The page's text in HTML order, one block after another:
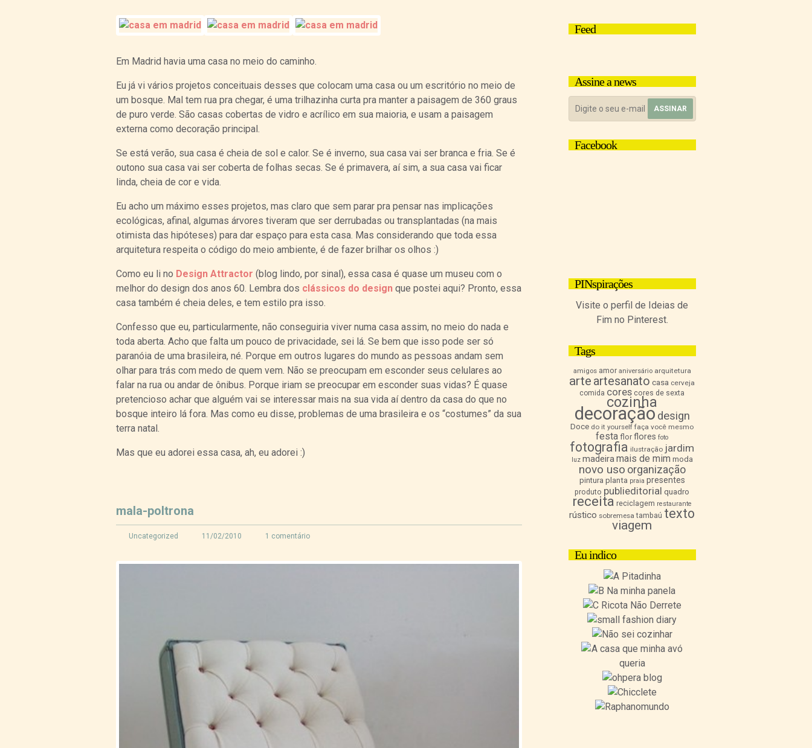
Em Madrid havia uma casa no meio do caminho.
Eu já vi vários projetos conceituais desses que colocam uma casa ou um escritório no meio de
um bosque. Mal tem rua pra chegar, é uma trilhazinha curta pra manter a paisagem de 360 graus
de puro verde. São casas cobertas de vidro e acrílico em sua maioria, e usam a paisagem
externa como decoração principal.
Se está verão, sua casa é cheia de sol e calor. Se é inverno, sua casa vai ser branca e fria. Se é
outono sua casa vai ser coberta de folhas secas. Se é primavera, aí sim, a sua casa vai ficar
linda, cheia de cor e vida.
Eu acho um máximo esses projetos, mas claro que sem parar pra pensar nas implicações
ecológicas, afinal, algumas árvores tiveram que ser derrubadas ou transplantadas (na mais
otimista das hipóteses) para dar espaço para esta casa. Mas considerando que toda essa
arquitetura respeita o código do meio ambiente, é de fazer brilhar os olhos :)
Como eu li no Design Attractor (blog lindo, por sinal), essa casa é quase um museu com o
melhor do design dos anos 60. Lembra dos clássicos do design que postei aqui? Pronto, essa
casa também é cheia deles, e tem estilo pra isso.
Confesso que eu, particularmente, não conseguiria viver numa casa assim, no meio do nada e
toda aberta. Acho que falta um pouco de privacidade, sei lá. Se bem que isso pode ser só
paranóia de uma brasileira, né. Porque em outros lugares do mundo as pessoas andam sem
olhar para trás com medo de quem vem. Não se preocupam em esconder seus celulares ao
falar na rua ou andar de ônibus. Porque iriam se preocupar em esconder suas vidas? É quase
pretencioso achar que alguém vai se interessar mais na sua vida aí dentro da casa do que no
bosque inteiro lá fora. Mas como eu disse, problemas de uma brasileira e os “costumes” da sua
terra natal.
Mas que eu adorei essa casa, ah, eu adorei :)
mala-poltrona
Uncategorized 11/02/2010 1 comentário
Feed
Assine a news
Facebook
PINspirações
Visite o perfil de Ideias de
Fim no Pinterest.
Tags
amigos amor aniversário arquitetura
arte artesanato casa cerveja
comida cores cores de sexta
cozinha
decoraçãodesign
Doce do it yourself faça você mesmo
festa flor flores foto
fotografia ilustração jardim
luz madeiramais de mim moda
novo uso organização
pintura planta praia presentes
produto publieditorial quadro
receita reciclagem restaurante
rústico sobremesa tambaú texto
viagem
Eu indico